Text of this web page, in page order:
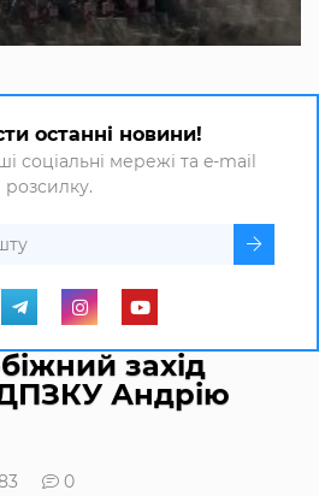
останні новини!
соціальні мережі та e-mail
розсилку.
захід
ДПЗКУ Андрію
0